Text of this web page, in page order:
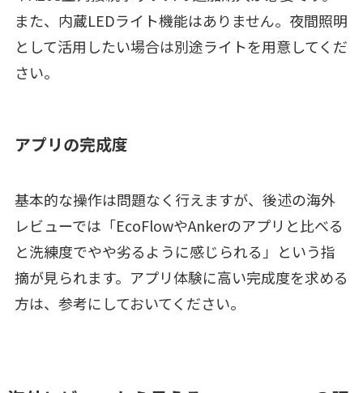
また、内蔵LEDライト機能はありません。夜間照明
として活用したい場合は別途ライトを用意してくだ
さい。
アプリの完成度
基本的な操作は問題なく行えますが、後述の海外
レビューでは「EcoFlowやAnkerのアプリと比べる
と洗練度でやや劣るように感じられる」という指
摘が見られます。アプリ体験に高い完成度を求める
方は、参考にしておいてください。